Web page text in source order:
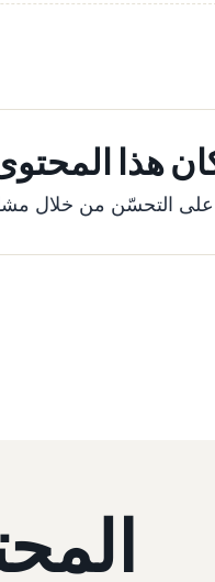
هذا
على التحسّن من خلال